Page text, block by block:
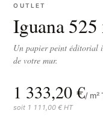
OUTLET
Iguana
Un papier peint éditorial
de votre mur.
1 333,20 €/ m²
soit 1 111,00 € HT